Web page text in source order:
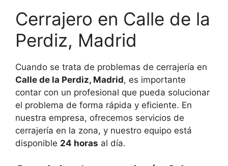
Cerrajero en Calle de la
Perdiz, Madrid
Cuando se trata de problemas de cerrajería en
Calle de la Perdiz, Madrid, es importante
contar con un profesional que pueda solucionar
el problema de forma rápida y eficiente. En
nuestra empresa, ofrecemos servicios de
cerrajería en la zona, y nuestro equipo está
disponible 24 horas al día.